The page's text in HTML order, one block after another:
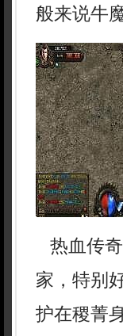
般来说牛
热血传
家，特别
护在稷菁